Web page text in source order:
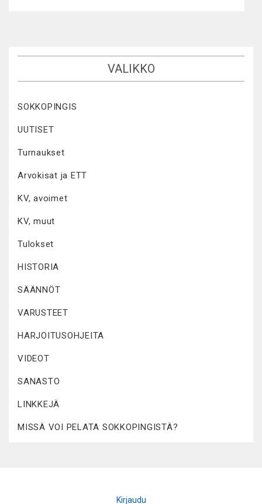
VALIKKO
SOKKOPINGIS
UUTISET
Turnaukset
Arvokisat ja ETT
KV, avoimet
KV, muut
Tulokset
HISTORIA
SÄÄNNÖT
VARUSTEET
HARJOITUSOHJEITA
VIDEOT
SANASTO
LINKKEJÄ
MISSÄ VOI PELATA SOKKOPINGISTÄ?
Kirjaudu